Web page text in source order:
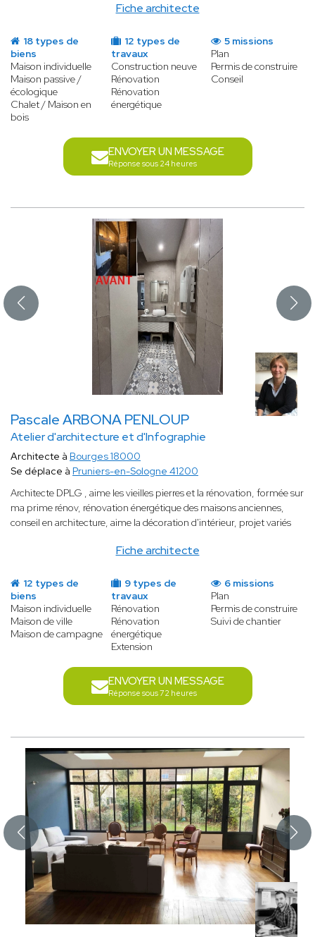
Fiche architecte
18 types de
biens
Maison individuelle
Maison passive /
écologique
Chalet / Maison en
bois
12 types de
travaux
Construction neuve
Rénovation
Rénovation
énergétique
5 missions
Plan
Permis de construire
Conseil
ENVOYER UN MESSAGE
Réponse sous 24 heures
Pascale ARBONA PENLOUP
Atelier d'architecture et d'Infographie
Fiche architecte
Architecte à Bourges 18000
Se déplace à Pruniers-en-Sologne 41200
Architecte DPLG , aime les vieilles pierres et la rénovation, formée sur
ma prime rénov, rénovation énergétique des maisons anciennes,
conseil en architecture, aime la décoration d'intérieur, projet variés
12 types de
biens
Maison individuelle
Maison de ville
Maison de campagne
9 types de
travaux
Rénovation
Rénovation
énergétique
Extension
6 missions
Plan
Permis de construire
Suivi de chantier
ENVOYER UN MESSAGE
Réponse sous 72 heures